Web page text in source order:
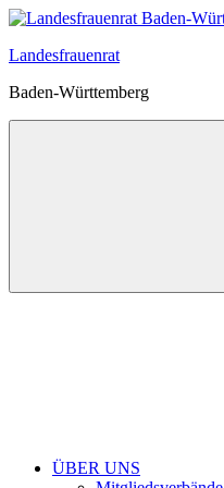
Zum
springen
Landesfrauenrat
Baden-Württemberg
ÜBER UNS